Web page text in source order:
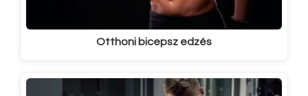
Otthoni bicepsz edzés